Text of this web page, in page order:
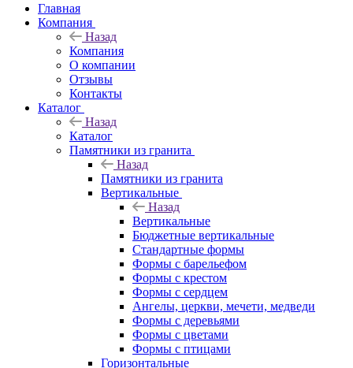
Главная
Компания
Назад
Компания
О компании
Отзывы
Контакты
Каталог
Назад
Каталог
Памятники из гранита
Назад
Памятники из гранита
Вертикальные
Назад
Вертикальные
Бюджетные вертикальные
Стандартные формы
Формы с барельефом
Формы с крестом
Формы с сердцем
Ангелы, церкви, мечети, медведи
Формы с деревьями
Формы с цветами
Формы с птицами
Горизонтальные